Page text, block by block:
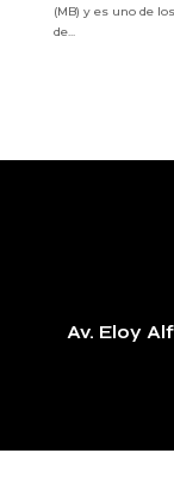
(MB) y es uno de
de...
Av. Eloy